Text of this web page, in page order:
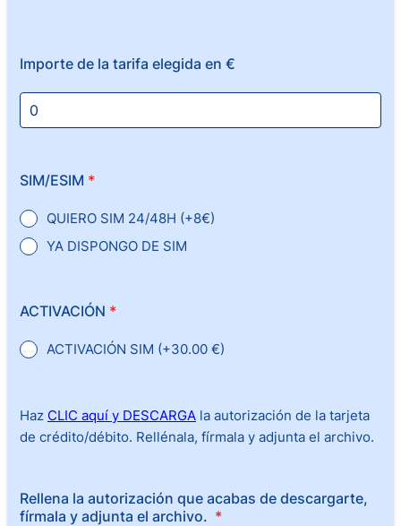
Importe de la tarifa elegida en €
SIM/ESIM *
QUIERO SIM 24/48H (+8€)
YA DISPONGO DE SIM
ACTIVACIÓN *
ACTIVACIÓN SIM (+30.00 €)
Haz CLIC aquí y DESCARGA la autorización de la tarjeta
de crédito/débito. Rellénala, fírmala y adjunta el archivo.
Rellena la autorización que acabas de descargarte,
fírmala y adjunta el archivo. *